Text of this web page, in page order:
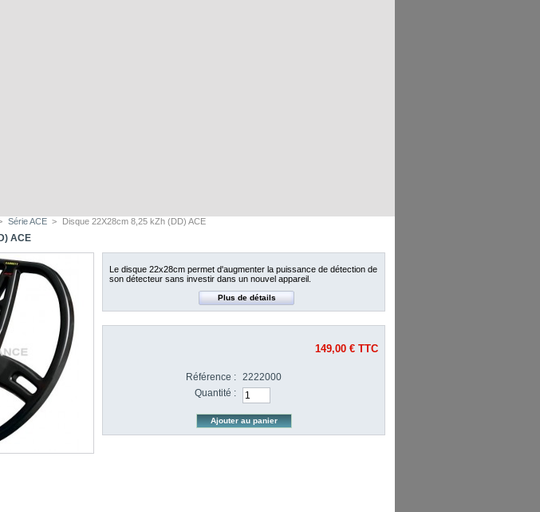
Série ACE > Disque 22X28cm 8,25 kZh (DD) ACE
ACE
Le disque 22x28cm permet d'augmenter la puissance de détection de
son détecteur sans investir dans un nouvel appareil.
Plus de détails
149,00 €TTC
Référence :
2222000
Quantité :